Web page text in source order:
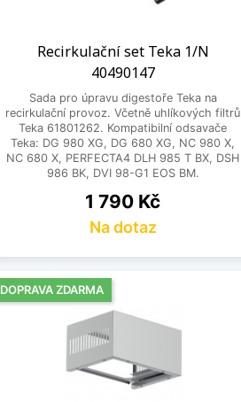
Recirkulační set Teka 1/N
40490147
Sada pro úpravu digestoře Teka na
recirkulační provoz. Včetně uhlíkových filtrů
Teka 61801262. Kompatibilní odsavače
Teka: DG 980 XG, DG 680 XG, NC 980 X,
NC 680 X, PERFECTA4 DLH 985 T BX, DSH
986 BK, DVI 98-G1 EOS BM.
Cena
1 790 Kč
Na dotaz
DOPRAVA ZDARMA